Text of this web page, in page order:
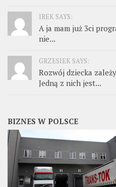
IREK SAYS:
A ja mam już 3ci
nie...
GRZESIEK SAYS:
Rozwój dziecka
Jedną z nich jest...
BIZNES W POLSCE